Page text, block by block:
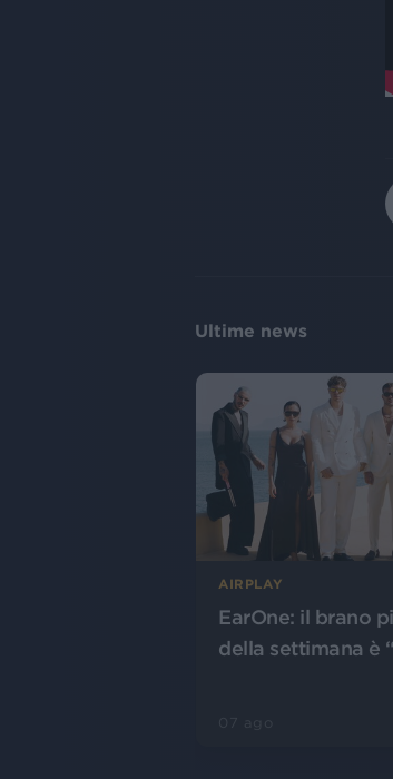
Ultime news
AIRPLAY
EarOne: il brano
della settimana è